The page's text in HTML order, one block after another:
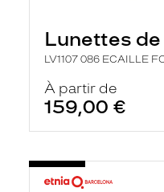
Lunettes
LV1107 086 ECAILLE
À partir de
159,00 €